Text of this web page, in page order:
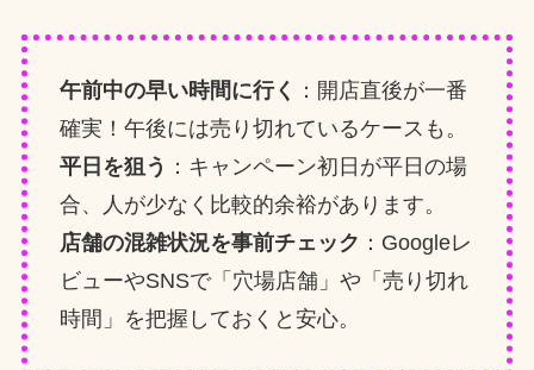
午前中の早い時間に行く
：開店直後が一番
確実！午後には売り切れているケースも。
平日を狙う ：キャンペーン初日が平日の場
合、人が少なく比較的余裕があります。
店舗の混雑状況を事前チェック ：Googleレ
ビューやSNSで「穴場店舗」や「売り切れ
時間」を把握しておくと安心。